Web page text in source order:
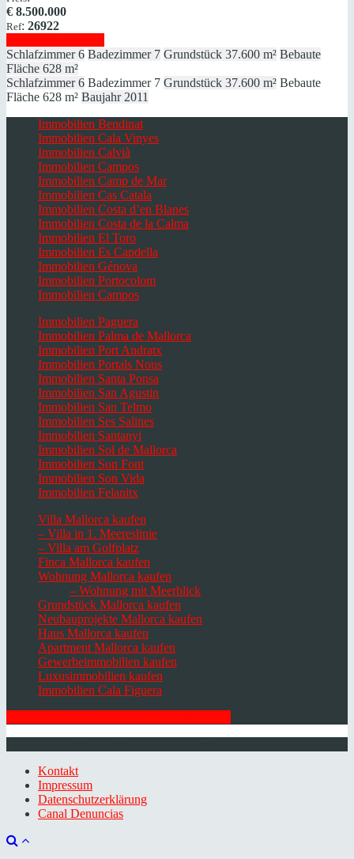
€ 8.500.000
Ref: 26922
Schlafzimmer 6 Badezimmer 7 Grundstück 37.600 m² Bebaute
Fläche 628 m²
Schlafzimmer 6 Badezimmer 7 Grundstück 37.600 m² Bebaute
Fläche 628 m² Baujahr 2011
Immobilien Bendinat
Immobilien Cala Vinyes
Immobilien Calvià
Immobilien Campos
Immobilien Camp de Mar
Immobilien Cas Catala
Immobilien Costa d’en Blanes
Immobilien Costa de la Calma
Immobilien El Toro
Immobilien Es Capdella
Immobilien Génova
Immobilien Portocolom
Immobilien Campos
Immobilien Paguera
Immobilien Palma de Mallorca
Immobilien Port Andratx
Immobilien Portals Nous
Immobilien Santa Ponsa
Immobilien San Agustin
Immobilien San Telmo
Immobilien Ses Salines
Immobilien Santanyi
Immobilien Sol de Mallorca
Immobilien Son Font
Immobilien Son Vida
Immobilien Felanitx
Villa Mallorca kaufen
– Villa in 1. Meereslinie
– Villa am Golfplatz
Finca Mallorca kaufen
Wohnung Mallorca kaufen
– Wohnung mit Meerblick
Grundstück Mallorca kaufen
Neubauprojekte Mallorca kaufen
Haus Mallorca kaufen
Apartment Mallorca kaufen
Gewerbeimmobilien kaufen
Luxusimmobilien kaufen
Immobilien Cala Figuera
Kontakt
Impressum
Datenschutzerklärung
Canal Denuncias